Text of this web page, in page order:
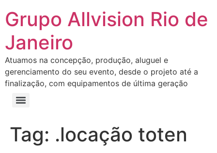
Grupo Allvision Rio de
Janeiro
Atuamos na concepção, produção, aluguel e
gerenciamento do seu evento, desde o projeto até a
finalização, com equipamentos de última geração
Tag: .locação toten